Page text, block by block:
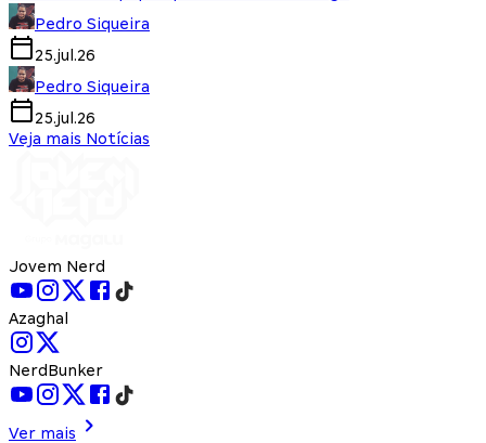
Pedro Siqueira
25.jul.26
Pedro Siqueira
25.jul.26
Veja mais Notícias
Jovem Nerd
Azaghal
NerdBunker
Ver mais